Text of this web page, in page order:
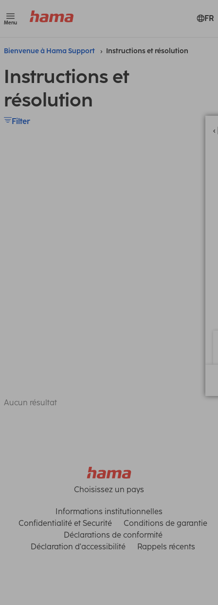
Menu FR
Bienvenue à Hama Support Instructions et résolution
Instructions et
résolution
Filter
Aucun résultat
Choisissez un pays
Informations institutionnelles
Confidentialité et Securité
Conditions de garantie
Déclarations de conformité
Déclaration d'accessibilité
Rappels récents